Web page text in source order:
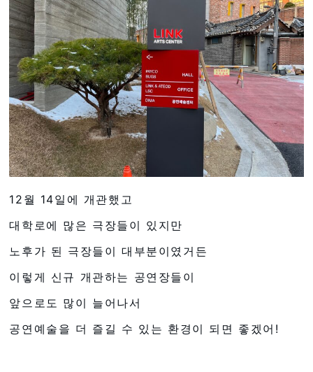
12월 14일에 개관했고
대학로에 많은 극장들이 있지만
노후가 된 극장들이 대부분이였거든
이렇게 신규 개관하는 공연장들이
앞으로도 많이 늘어나서
공연예술을 더 즐길 수 있는 환경이 되면 좋겠어!